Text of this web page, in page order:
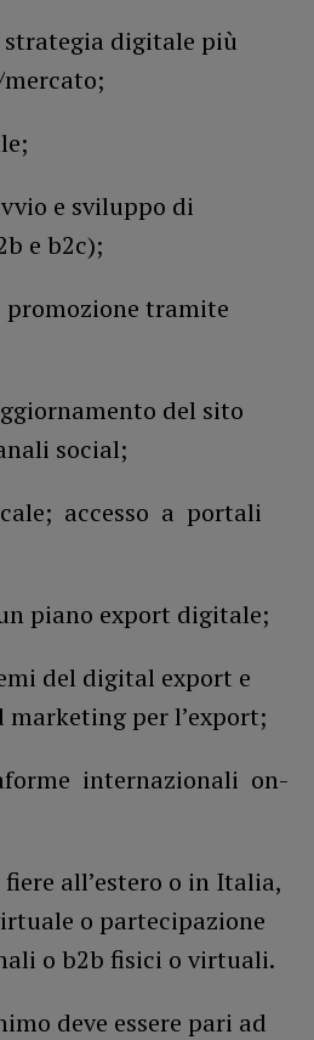
strategia digitale più
e sviluppo di
e b2c);
promozione tramite
del sito
social;
accesso a portali
piano export digitale;
del digital export e
per l’export;
internazionali on-
all’estero o in Italia,
o partecipazione
o b2b fisici o virtuali.
deve essere pari ad